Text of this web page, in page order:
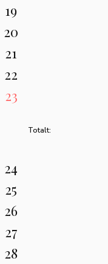
19
20
21
22
23
Totalt:
24
25
26
27
28